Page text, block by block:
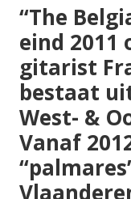
“The
eind 2011
gitarist
bestaat
West- &
Vanaf